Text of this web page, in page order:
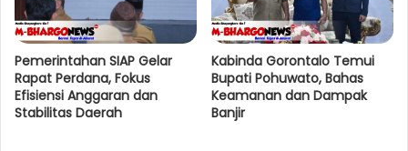
Pemerintahan SIAP Gelar
Rapat Perdana, Fokus
Efisiensi Anggaran dan
Stabilitas Daerah
Kabinda Gorontalo Temui
Bupati Pohuwato, Bahas
Keamanan dan Dampak
Banjir